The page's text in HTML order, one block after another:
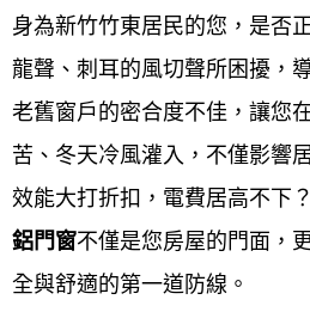
務對象包括設計師與一般家庭
質要求、細緻的施工前溝通、
廠自營才能提供平實合理的價
氣密窗、格子窗、採光罩、淋
產品，並以「品質第一、顧客
營理念，致力於提升客戶的居
身為新竹竹東居民的您，是否
龍聲、刺耳的風切聲所困擾，
老舊窗戶的密合度不佳，讓您
苦、冬天冷風灌入，不僅影響
效能大打折扣，電費居高不下
鋁門窗不僅是您房屋的門面，
全與舒適的第一道防線。